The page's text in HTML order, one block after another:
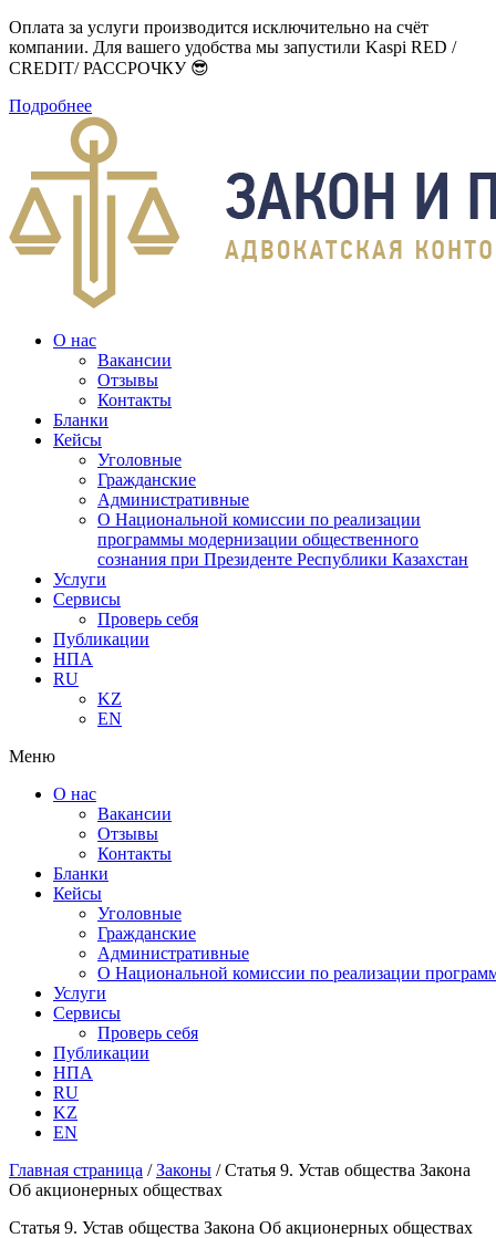
Оплата за услуги производится исключительно на счёт
компании. Для вашего удобства мы запустили Kaspi RED /
CREDIT/ РАССРОЧКУ 😎
Подробнее
О нас
Вакансии
Отзывы
Контакты
Бланки
Кейсы
Уголовные
Гражданские
Административные
О Национальной комиссии по реализации
программы модернизации общественного
сознания при Президенте Республики Казахстан
Услуги
Сервисы
Проверь себя
Публикации
НПА
RU
KZ
EN
Меню
О нас
Вакансии
Отзывы
Контакты
Бланки
Кейсы
Уголовные
Гражданские
Административные
О Национальной комиссии по реализации
Услуги
Сервисы
Проверь себя
Публикации
НПА
RU
KZ
EN
Главная страница /Законы /Статья 9. Устав общества Закона
Об акционерных обществах
Статья 9. Устав общества Закона Об акционерных обществах